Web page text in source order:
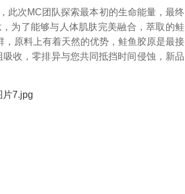
次MC团队探索最本初的生命能量，最终
为了能够与人体肌肤完美融合，萃取的鲑
原料上有着天然的优势，鲑鱼胶原是最接
收，零排异与您共同抵挡时间侵蚀，新品